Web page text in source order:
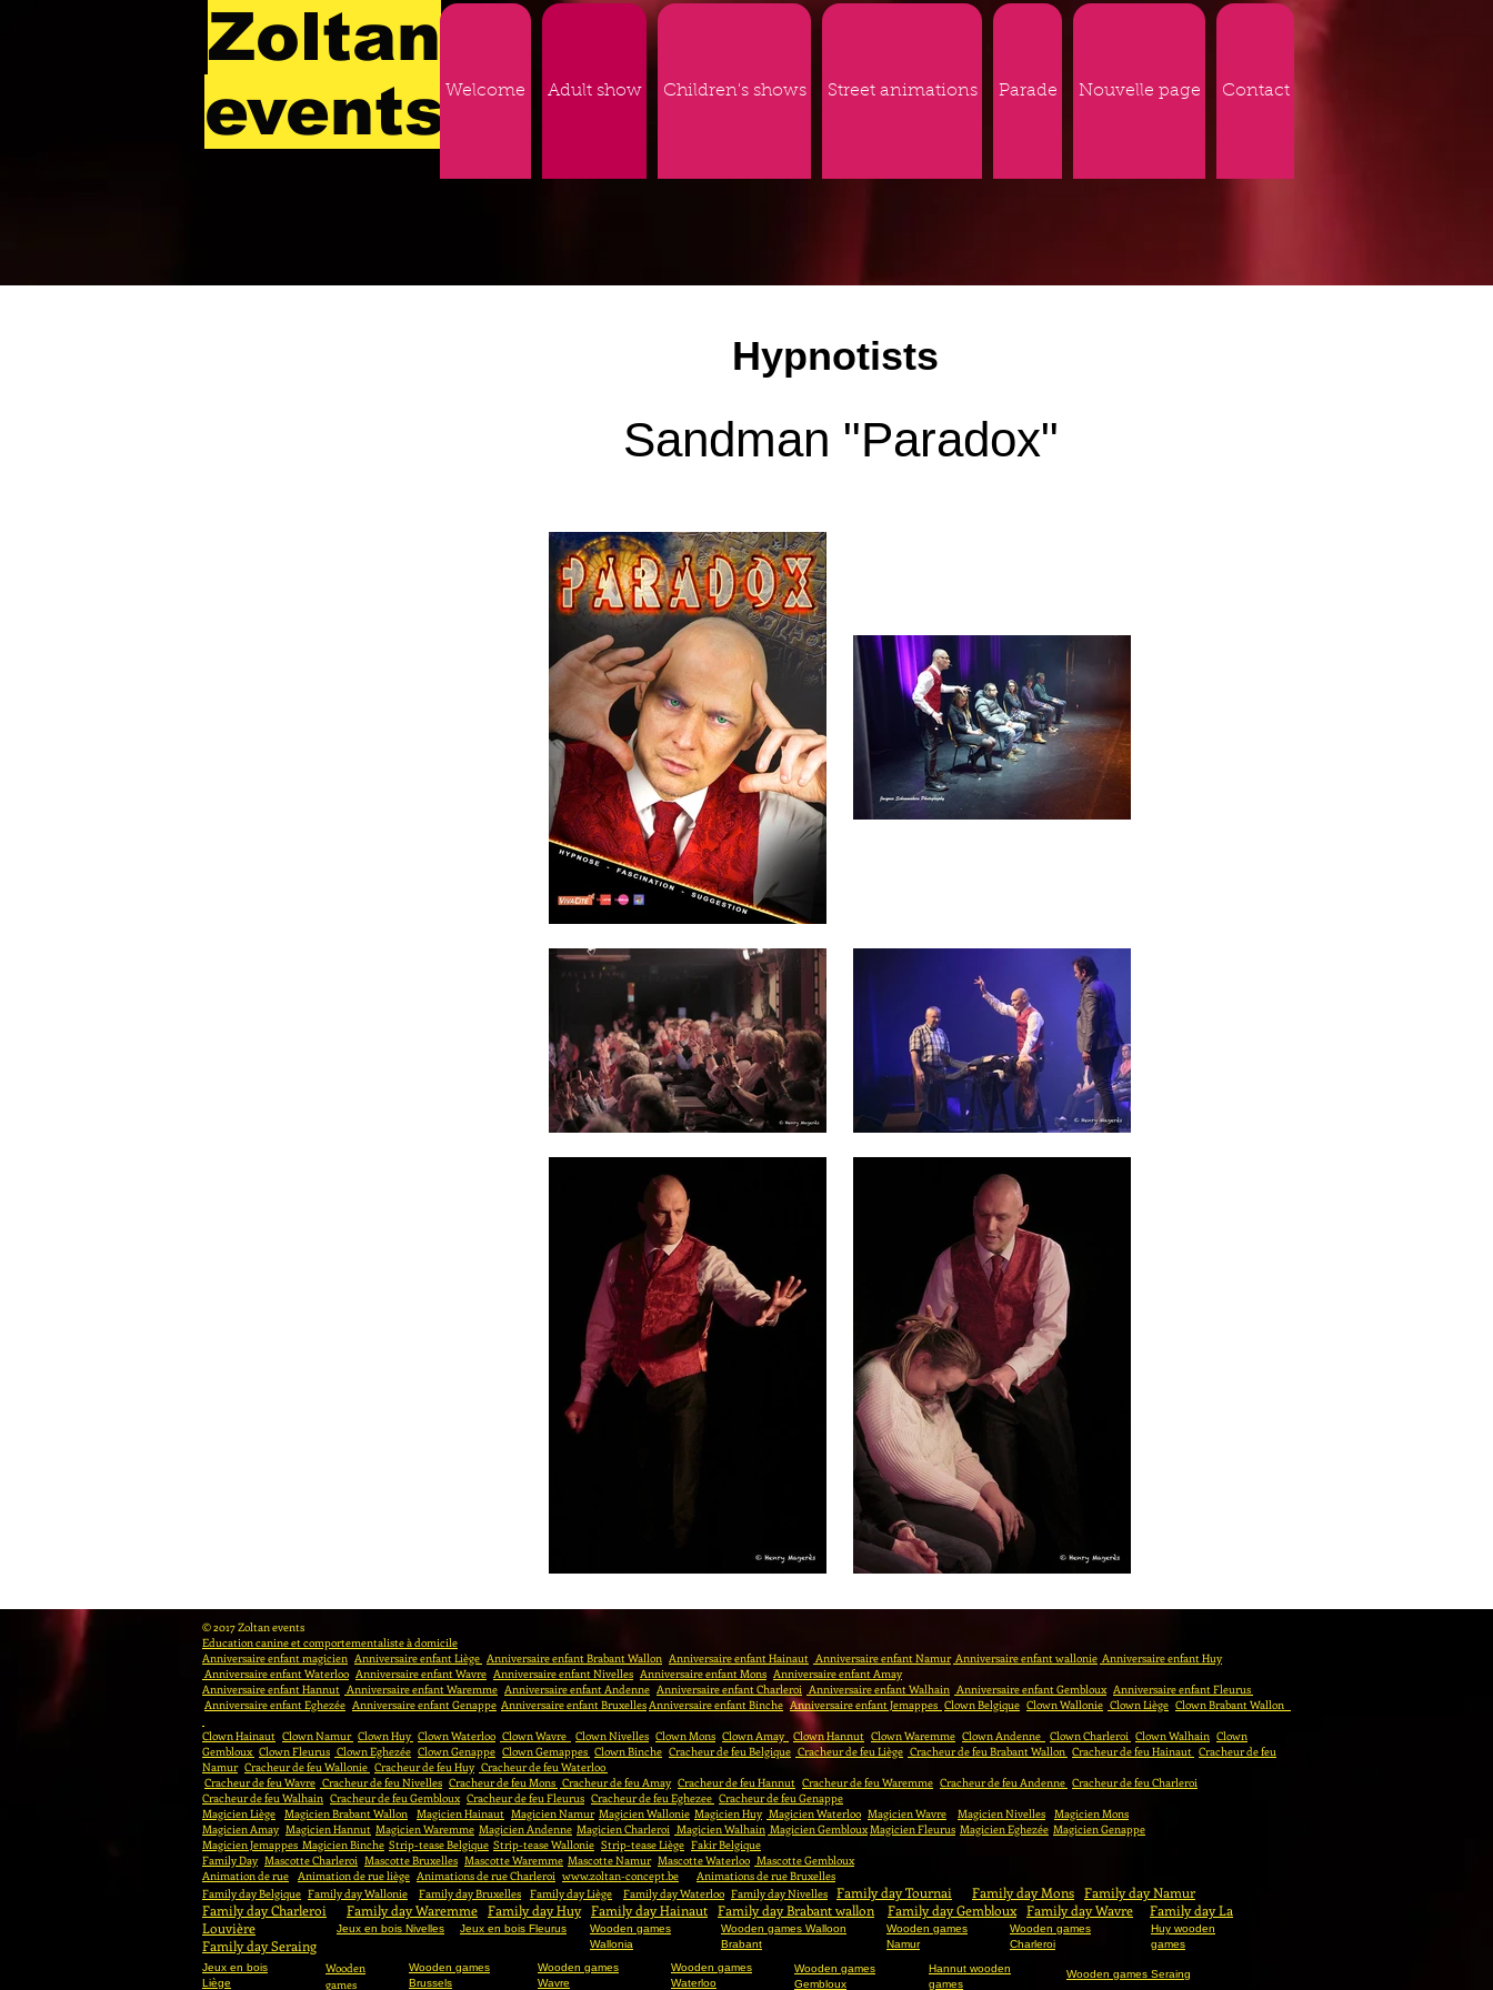
Zoltan
events Welcome Adult show Children's shows Street animations Parade Nouvelle page Contact
Hypnotists
Sandman "Paradox"
© 2017 Zoltan events
Education canine et comportementaliste à domicile
Anniversaire enfant magicien Anniversaire enfant Liège Anniversaire enfant Brabant Wallon Anniversaire enfant Hainaut Anniversaire enfant Namur Anniversaire enfant wallonie Anniversaire enfant Huy
Anniversaire enfant Waterloo Anniversaire enfant Wavre Anniversaire enfant Nivelles Anniversaire enfant Mons Anniversaire enfant Amay
Anniversaire enfant Hannut Anniversaire enfant Waremme Anniversaire enfant Andenne Anniversaire enfant Charleroi Anniversaire enfant Walhain Anniversaire enfant Gembloux Anniversaire enfant Fleurus
Anniversaire enfant Eghezée Anniversaire enfant Genappe Anniversaire enfant BruxellesAnniversaire enfant Binche Anniversaire enfant Jemappes Clown Belgique Clown Wallonie Clown Liège Clown Brabant Wallon
Clown Hainaut Clown Namur Clown Huy Clown Waterloo Clown Wavre Clown Nivelles Clown Mons Clown Amay Clown Hannut Clown Waremme Clown Andenne Clown Charleroi Clown Walhain Clown
Gembloux Clown Fleurus Clown Eghezée Clown Genappe Clown Gemappes Clown Binche Cracheur de feu Belgique Cracheur de feu Liège Cracheur de feu Brabant Wallon Cracheur de feu Hainaut Cracheur de feu
Namur Cracheur de feu Wallonie Cracheur de feu Huy Cracheur de feu Waterloo
Cracheur de feu Wavre Cracheur de feu Nivelles Cracheur de feu Mons Cracheur de feu Amay Cracheur de feu Hannut Cracheur de feu Waremme Cracheur de feu Andenne Cracheur de feu Charleroi
Cracheur de feu Walhain Cracheur de feu Gembloux Cracheur de feu Fleurus Cracheur de feu Eghezee Cracheur de feu Genappe
Magicien Liège Magicien Brabant Wallon Magicien Hainaut Magicien Namur Magicien Wallonie Magicien Huy Magicien Waterloo Magicien Wavre Magicien Nivelles Magicien Mons
Magicien Amay Magicien Hannut Magicien Waremme Magicien Andenne Magicien Charleroi Magicien Walhain Magicien GemblouxMagicien Fleurus Magicien Eghezée Magicien Genappe
Magicien Jemappes Magicien Binche Strip-tease Belgique Strip-tease Wallonie Strip-tease Liège Fakir Belgique
Family Day Mascotte Charleroi Mascotte Bruxelles Mascotte Waremme Mascotte Namur Mascotte Waterloo Mascotte Gembloux
Animation de rue Animation de rue liège Animations de rue Charleroi www.zoltan-concept.be
Animations de rue Bruxelles
Family day Belgique Family day Wallonie Family day Bruxelles Family day Liège Family day Waterloo Family day Nivelles Family day Tournai Family day Mons Family day Namur
Family day Charleroi
Family day Waremme Family day Huy Family day Hainaut Family day Brabant wallon Family day Gembloux Family day Wavre
Family day La
Louvière
Family day Seraing
Wooden
games
Wooden games
Brussels
Wooden games
Wavre
Wooden games
Waterloo
Wooden games
Gembloux
Wooden games
Namur
Wooden games
Charleroi
Huy wooden
games
Jeux en bois
Liège
Jeux en bois Nivelles Jeux en bois Fleurus
Wooden games
Wallonia
Wooden games Walloon
Brabant
Hannut wooden
games
Wooden games Seraing